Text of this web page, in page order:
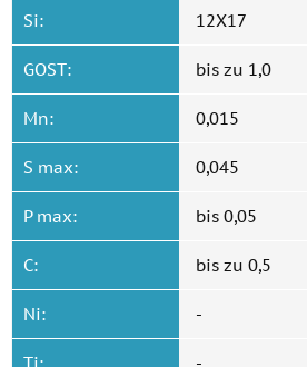
Si: 12Х17
GOST: bis zu 1,0
Mn: 0,015
S max: 0,045
P max: bis 0,05
C: bis zu 0,5
Ni: -